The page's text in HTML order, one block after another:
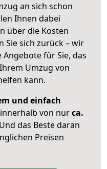
an sich schon
Ihnen dabei
über die Kosten
Sie sich zurück – wir
für Sie, das
Umzug von
kann.
und einfach
von nurca.
das Beste daran
Preisen